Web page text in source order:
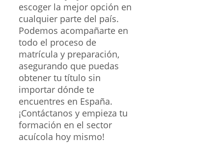
escoger la mejor opción en
cualquier parte del país.
Podemos acompañarte en
todo el proceso de
matrícula y preparación,
asegurando que puedas
obtener tu título sin
importar dónde te
encuentres en España.
¡Contáctanos y empieza tu
formación en el sector
acuícola hoy mismo!